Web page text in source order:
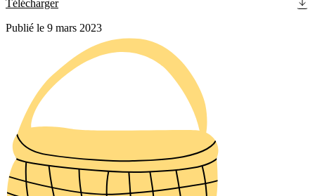
Télécharger
Publié le 9 mars 2023